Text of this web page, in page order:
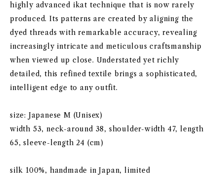
highly advanced ikat technique that is now rarely
produced. Its patterns are created by aligning the
dyed threads with remarkable accuracy, revealing
increasingly intricate and meticulous craftsmanship
when viewed up close. Understated yet richly
detailed, this refined textile brings a sophisticated,
intelligent edge to any outfit.
size: Japanese M (Unisex)
width 53, neck-around 38, shoulder-width 47, length
65, sleeve-length 24 (cm)
silk 100%, handmade in Japan, limited